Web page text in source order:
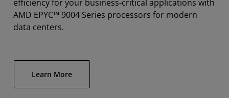
efficiency for your business-critical applications with
AMD EPYC™ 9004 Series processors for modern
data centers.
Learn More